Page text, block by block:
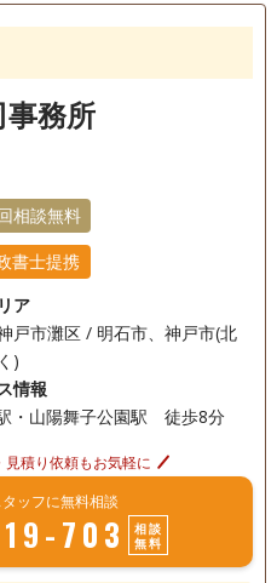
。
無料
務所
相談無料
書士提携
ア
戸市灘区 / 明石市、神戸市(北
)
情報
・山陽舞子公園駅 徒歩8分
積り依頼もお気軽に
ッフに無料相談
703
相談
無料